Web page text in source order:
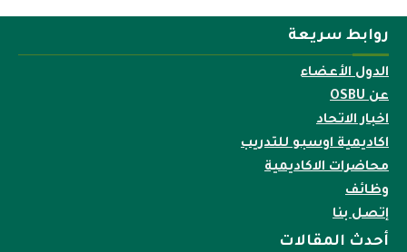
روابط سريعة
الدول الأعضاء
عن OSBU
اخبار الاتحاد
اكاديمية اوسبو للتدريب
محاضرات الاكاديمية
وظائف
إتصل بنا
أحدث المقالات